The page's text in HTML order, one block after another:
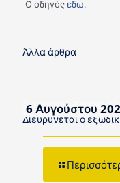
Ο οδηγόςεδώ.
Άλλα άρθρα
6 Αυγούστου
Διευρύνεται ο